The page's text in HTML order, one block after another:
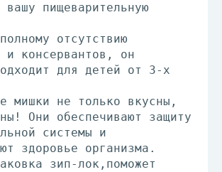
вашу пищеварительную
отсутствию
и консервантов, он
для детей от 3-х
мишки не только вкусны,
Они обеспечивают защиту
системы и
здоровье организма.
зип-лок,поможет